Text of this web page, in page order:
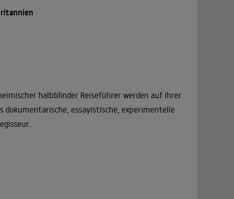
halbblinder Reiseführer werden auf ihrer
dokumentarische, essayistische, experimentelle